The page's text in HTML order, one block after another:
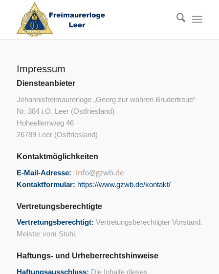
Impressum
Diensteanbieter
Johannisfreimaurerloge „Georg zur wahren Brudertreue“
Nr. 384 i.O. Leer (Ostfriesland)
Hoheellernweg 46
26789 Leer (Ostfriesland)
Kontaktmöglichkeiten
E-Mail-Adresse:
Kontaktformular: https://www.gzwb.de/kontakt/
Vertretungsberechtigte
Vertretungsberechtigt: Vertretungsberechtigter Vorstand.
Meister vom Stuhl.
Haftungs- und Urheberrechtshinweise
Haftungsausschluss: Die Inhalte dieses